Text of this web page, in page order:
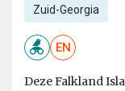
Zuid-Georgia
EN
Deze Falkland